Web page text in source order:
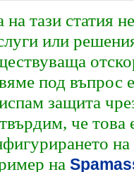
на тази статия
или
под въпрос
защита
твърдим, че това
на